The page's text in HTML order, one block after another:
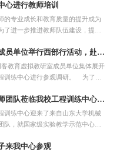
心进行教师培训
的专业成长和教育质量的提升成为
进一步推进教师队伍建设，提升
工程创客教育虚拟教研室成员单位举行西部行活动，赴中心参观调研
教育虚拟教研室成员单位集体展开
训练中心进行参观调研。 为了加
山东大学机械工程学院教师团队莅临我校工程训练中心参观考察
训练中心迎来了来自山东大学机械
，就国家级实验教学示范中心与
来我中心参观